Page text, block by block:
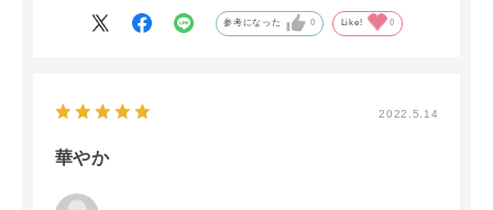
参考になった 0 Like! 0
2022.5.14
華やか